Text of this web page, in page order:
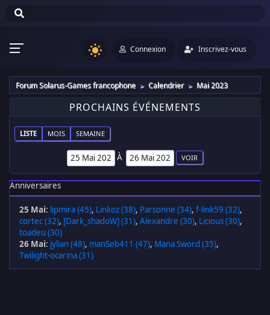
Connexion Inscrivez-vous
Forum Solarus-Games francophone ► Calendrier ► Mai 2023
PROCHAINS ÉVÉNEMENTS
LISTE MOIS SEMAINE
À
Anniversaires
25 Mai: lipmira (45), Linkoz (38), Parsonne (34), f-link59 (32),
cortec (32), [Dark_shadoW] (31), Alexandre (30), Licious (30),
toadeu (30)
26 Mai: jylian (48), manSeb411 (47), Mana Sword (35),
Twilight-ocarina (31)